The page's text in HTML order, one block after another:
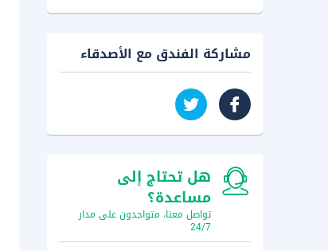
مشاركة الفندق مع الأصدقاء
هل تحتاج إلى
مساعدة؟
تواصل معنا، متواجدون على مدار
24/7